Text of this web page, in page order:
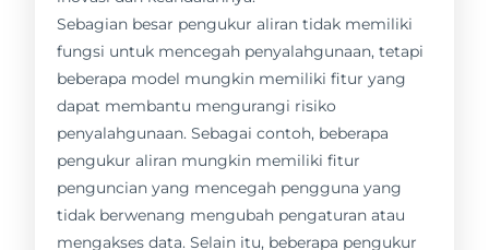
Sebagian besar pengukur aliran tidak memiliki
fungsi untuk mencegah penyalahgunaan, tetapi
beberapa model mungkin memiliki fitur yang
dapat membantu mengurangi risiko
penyalahgunaan. Sebagai contoh, beberapa
pengukur aliran mungkin memiliki fitur
penguncian yang mencegah pengguna yang
tidak berwenang mengubah pengaturan atau
mengakses data. Selain itu, beberapa pengukur